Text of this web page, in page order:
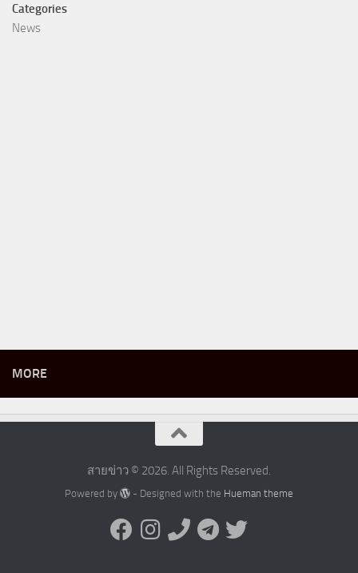
Categories
News
MORE
สายข่าว © 2026. All Rights Reserved.
Powered by - Designed with the Hueman theme